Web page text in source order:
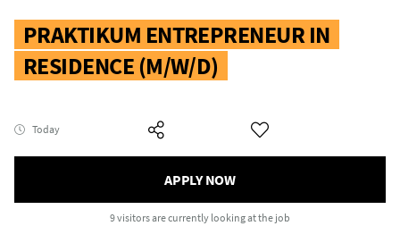
PRAKTIKUM ENTREPRENEUR IN
RESIDENCE (M/W/D)
Today
APPLY NOW
9 visitorsare currently looking at the job